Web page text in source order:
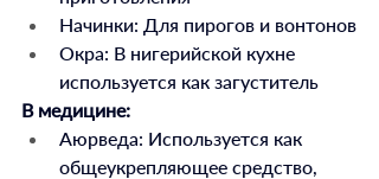
Начинки: Для пирогов и вонтонов
Окра: В нигерийской кухне
используется как загуститель
В медицине:
Аюрведа: Используется как
общеукрепляющее средство,